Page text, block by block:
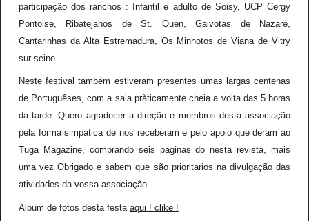
participação dos ranchos : Infantil e adulto de Soisy, UCP Cergy
Pontoise, Ribatejanos de St. Ouen, Gaivotas de Nazaré,
Cantarinhas da Alta Estremadura, Os Minhotos de Viana de Vitry
sur seine.
Neste festival também estiveram presentes umas largas centenas
de Portuguêses, com a sala pràticamente cheia a volta das 5 horas
da tarde. Quero agradecer a direção e membros desta associação
pela forma simpática de nos receberam e pelo apoio que deram ao
Tuga Magazine, comprando seis paginas do nesta revista, mais
uma vez Obrigado e sabem que são prioritarios na divulgação das
atividades da vossa associação.
Album de fotos desta festa aqui ! clike !